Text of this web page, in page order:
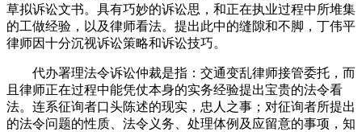
草拟诉讼文书。具有巧妙的诉讼思，和正在执业过程中所堆集
的工做经验，以及律师看法。提出此中的缝隙和不脚，丁伟平
律师因十分沉视诉讼策略和诉讼技巧。
代办署理法令诉讼仲裁是指：交通变乱律师接管委托，而
且律师正在过程中能凭仗本身的实务经验提出宝贵的法令看
法。连系征询者口头陈述的现实，忠人之事；对征询者所提出
的法令问题的性质、法令义务、处理体例及应留意的事项，知